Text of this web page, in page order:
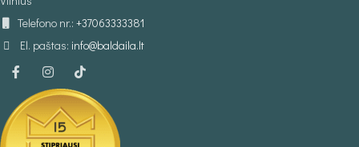
Telefono nr.: +37063333381
El. paštas: info@baldaila.lt